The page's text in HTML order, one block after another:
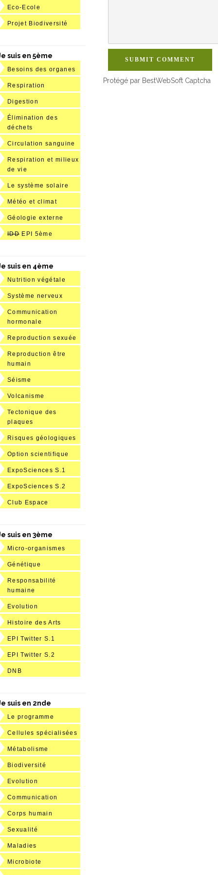
SUBMIT COMMENT
Protégé par BestWebSoft Captcha
Eco-Ecole
Projet Biodiversité
suis en 5ème
Besoins des organes
Respiration
Digestion
Élimination des
déchets
Circulation sanguine
Respiration et milieux
de vie
Le système solaire
Météo et climat
Géologie externe
IDD EPI 5ème
suis en 4ème
Nutrition végétale
Système nerveux
Communication
hormonale
Reproduction sexuée
Reproduction être
humain
Séisme
Volcanisme
Tectonique des
plaques
Risques géologiques
Option scientifique
ExpoSciences S.1
ExpoSciences S.2
Club Espace
suis en 3ème
Micro-organismes
Génétique
Responsabilité
humaine
Evolution
Histoire des Arts
EPI Twitter S.1
EPI Twitter S.2
DNB
suis en 2nde
Le programme
Cellules spécialisées
Métabolisme
Biodiversité
Evolution
Communication
Corps humain
Sexualité
Maladies
Microbiote